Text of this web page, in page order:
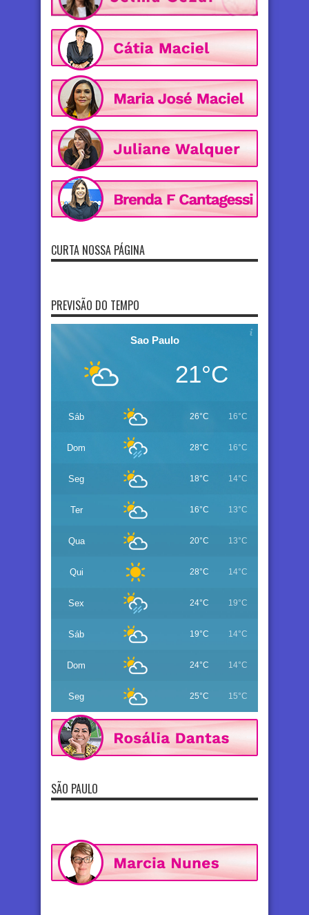
CURTA NOSSA PÁGINA
PREVISÃO DO TEMPO
Sao Paulo
21°C
Sáb 26°C 16°C
Dom 28°C 16°C
Seg 18°C 14°C
Ter 16°C 13°C
Qua 20°C 13°C
Qui 28°C 14°C
Sex 24°C 19°C
Sáb 19°C 14°C
Dom 24°C 14°C
Seg 25°C 15°C
SÃO PAULO